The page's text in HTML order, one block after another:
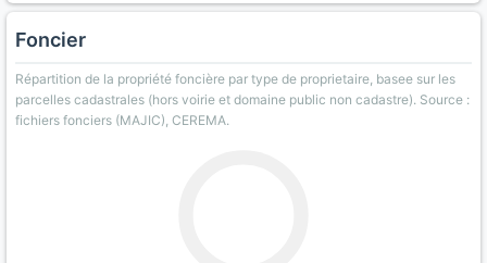
Foncier
Répartition de la propriété foncière par type de proprietaire, basee sur les
parcelles cadastrales (hors voirie et domaine public non cadastre). Source :
fichiers fonciers (MAJIC), CEREMA.